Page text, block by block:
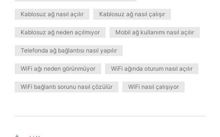
Kablosuz ağ nasıl açılır Kablosuz ağ nasıl çalışır
Kablosuz ağ neden açılmıyor Mobil ağ kullanımı nasıl açılır
Telefonda ağ bağlantısı nasıl yapılır
WiFi ağı neden görünmüyor WiFi ağında oturum nasıl açılır
WiFi bağlantı sorunu nasıl çözülür WiFi nasıl çalışıyor